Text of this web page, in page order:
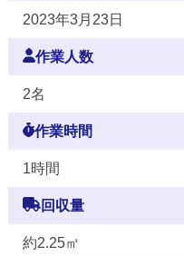
2023年3月23日
作業人数
2名
作業時間
1時間
回収量
約2.25㎥